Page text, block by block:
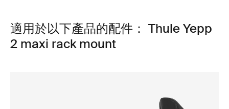
適用於以下產品的配件： Thule Yepp
2 maxi rack mount